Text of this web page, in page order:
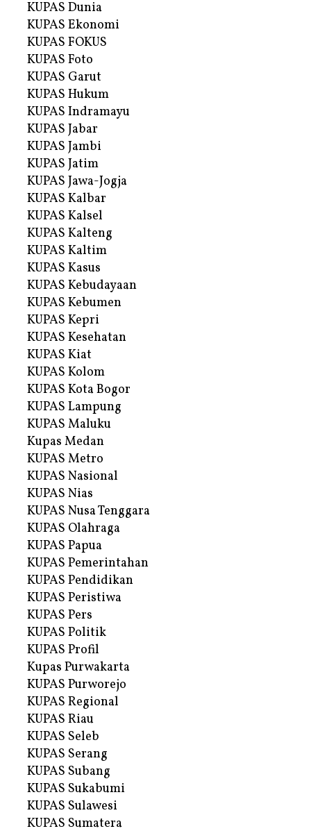
KUPAS Dunia
KUPAS Ekonomi
KUPAS FOKUS
KUPAS Foto
KUPAS Garut
KUPAS Hukum
KUPAS Indramayu
KUPAS Jabar
KUPAS Jambi
KUPAS Jatim
KUPAS Jawa-Jogja
KUPAS Kalbar
KUPAS Kalsel
KUPAS Kalteng
KUPAS Kaltim
KUPAS Kasus
KUPAS Kebudayaan
KUPAS Kebumen
KUPAS Kepri
KUPAS Kesehatan
KUPAS Kiat
KUPAS Kolom
KUPAS Kota Bogor
KUPAS Lampung
KUPAS Maluku
Kupas Medan
KUPAS Metro
KUPAS Nasional
KUPAS Nias
KUPAS Nusa Tenggara
KUPAS Olahraga
KUPAS Papua
KUPAS Pemerintahan
KUPAS Pendidikan
KUPAS Peristiwa
KUPAS Pers
KUPAS Politik
KUPAS Profil
Kupas Purwakarta
KUPAS Purworejo
KUPAS Regional
KUPAS Riau
KUPAS Seleb
KUPAS Serang
KUPAS Subang
KUPAS Sukabumi
KUPAS Sulawesi
KUPAS Sumatera